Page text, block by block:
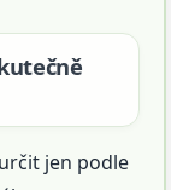
jen podle